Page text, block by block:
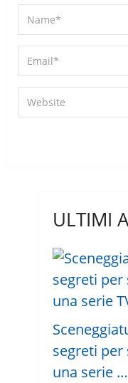
ULTIMI
segreti per
una serie …